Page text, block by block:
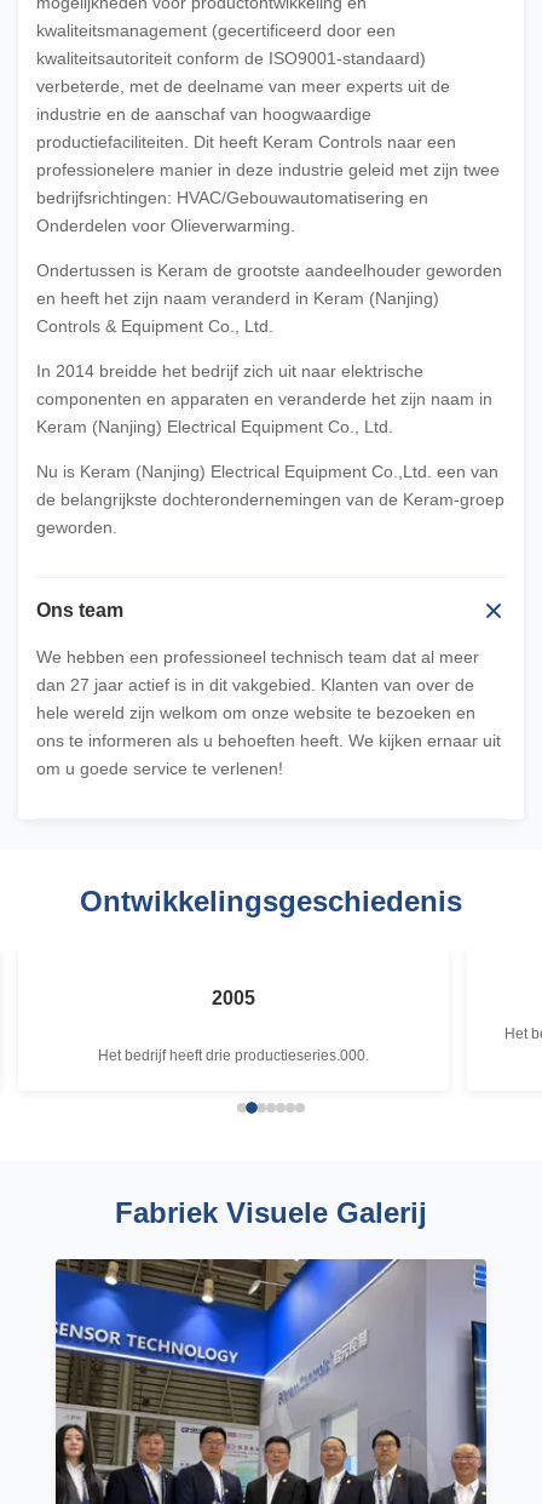
kwaliteitsmanagement (gecertificeerd door een
kwaliteitsautoriteit conform de ISO9001-standaard)
verbeterde, met de deelname van meer experts uit de
industrie en de aanschaf van hoogwaardige
productiefaciliteiten. Dit heeft Keram Controls naar een
professionelere manier in deze industrie geleid met zijn twee
bedrijfsrichtingen: HVAC/Gebouwautomatisering en
Onderdelen voor Olieverwarming.
Ondertussen is Keram de grootste aandeelhouder geworden
en heeft het zijn naam veranderd in Keram (Nanjing)
Controls & Equipment Co., Ltd.
In 2014 breidde het bedrijf zich uit naar elektrische
componenten en apparaten en veranderde het zijn naam in
Keram (Nanjing) Electrical Equipment Co., Ltd.
Nu is Keram (Nanjing) Electrical Equipment Co.,Ltd. een van
de belangrijkste dochterondernemingen van de Keram-groep
geworden.
Ons team
We hebben een professioneel technisch team dat al meer
dan 27 jaar actief is in dit vakgebied. Klanten van over de
hele wereld zijn welkom om onze website te bezoeken en
ons te informeren als u behoeften heeft. We kijken ernaar uit
om u goede service te verlenen!
Ontwikkelingsgeschiedenis
2005
Het bedrijf heeft drie productieseries.000.
Het
Fabriek Visuele Galerij